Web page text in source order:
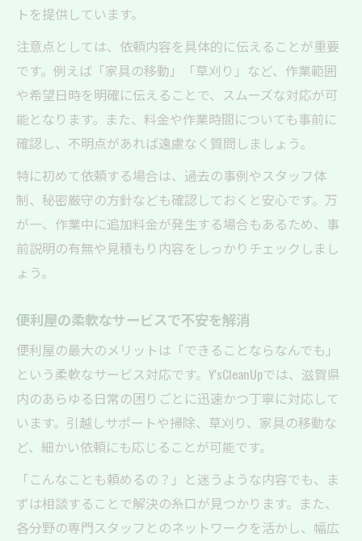
トを提供しています。
注意点としては、依頼内容を具体的に伝えることが重要
です。例えば「家具の移動」「草刈り」など、作業範囲
や希望日時を明確に伝えることで、スムーズな対応が可
能となります。また、料金や作業時間についても事前に
確認し、不明点があれば遠慮なく質問しましょう。
特に初めて依頼する場合は、過去の事例やスタッフ体
制、秘密厳守の方針なども確認しておくと安心です。万
が一、作業中に追加料金が発生する場合もあるため、事
前説明の有無や見積もり内容をしっかりチェックしまし
ょう。
便利屋の柔軟なサービスで不安を解消
便利屋の最大のメリットは「できることならなんでも」
という柔軟なサービス対応です。Y'sCleanUpでは、滋賀県
内のあらゆる日常の困りごとに迅速かつ丁寧に対応して
います。引越しサポートや掃除、草刈り、家具の移動な
ど、細かい依頼にも応じることが可能です。
「こんなことも頼めるの？」と迷うような内容でも、ま
ずは相談することで解決の糸口が見つかります。また、
各分野の専門スタッフとのネットワークを活かし、幅広